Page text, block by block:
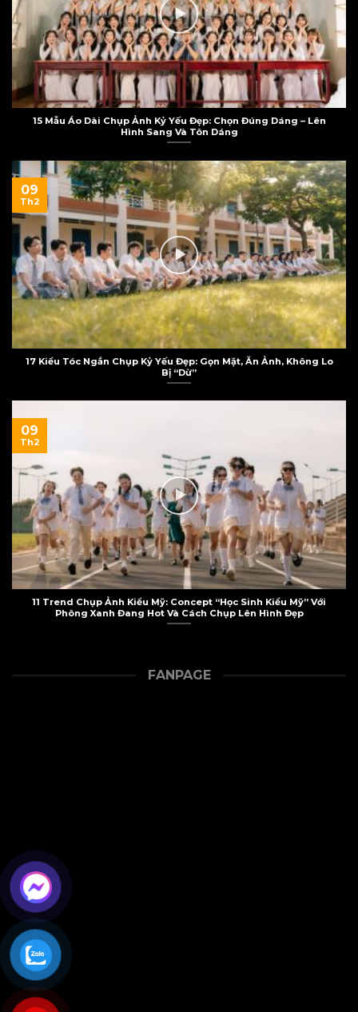
15 Mẫu Áo Dài Chụp Ảnh Kỷ Yếu Đẹp: Chọn Đúng Dáng – Lên
Hình Sang Và Tôn Dáng
17 Kiểu Tóc Ngắn Chụp Kỷ Yếu Đẹp: Gọn Mặt, Ăn Ảnh, Không Lo
Bị “Dừ”
09
Th2
11 Trend Chụp Ảnh Kiểu Mỹ: Concept “Học Sinh Kiểu Mỹ” Với
Phông Xanh Đang Hot Và Cách Chụp Lên Hình Đẹp
09
Th2
FANPAGE